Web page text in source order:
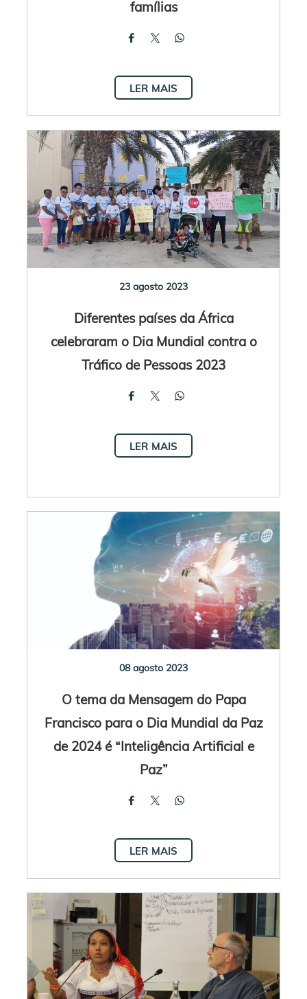
famílias
LER MAIS
23 agosto 2023
Diferentes países da África
celebraram o Dia Mundial contra o
Tráfico de Pessoas 2023
LER MAIS
08 agosto 2023
O tema da Mensagem do Papa
Francisco para o Dia Mundial da Paz
de 2024 é “Inteligência Artificial e
Paz”
LER MAIS